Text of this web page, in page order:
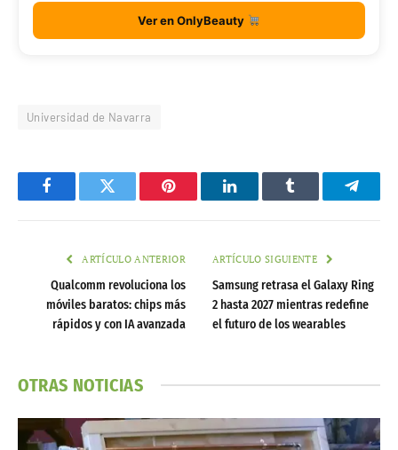
Ver en OnlyBeauty
Universidad de Navarra
FacebookTwitter Pinterest LinkedInTumblr
ARTÍCULO ANTERIOR
Qualcomm revoluciona los
móviles baratos: chips más
rápidos y con IA avanzada
ARTÍCULO SIGUIENTE
Samsung retrasa el Galaxy Ring
2 hasta 2027 mientras redefine
el futuro de los wearables
OTRAS NOTICIAS